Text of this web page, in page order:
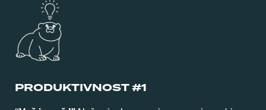
PRODUKTIVNOST #1